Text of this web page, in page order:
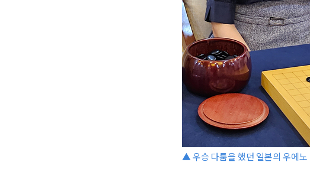
▲ 우승 다툼을 했던 일본의 우에